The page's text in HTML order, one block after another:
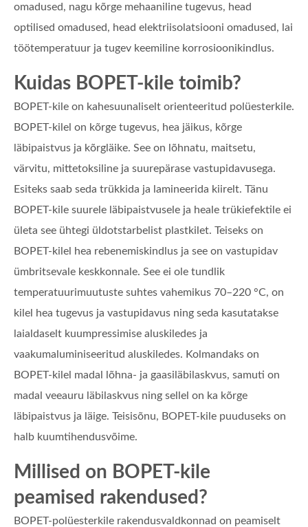
omadused, nagu kõrge mehaaniline tugevus, head
optilised omadused, head elektriisolatsiooni omadused, lai
töötemperatuur ja tugev keemiline korrosioonikindlus.
Kuidas BOPET-kile toimib?
BOPET-kile on kahesuunaliselt orienteeritud polüesterkile.
BOPET-kilel on kõrge tugevus, hea jäikus, kõrge
läbipaistvus ja kõrgläike. See on lõhnatu, maitsetu,
värvitu, mittetoksiline ja suurepärase vastupidavusega.
Esiteks saab seda trükkida ja lamineerida kiirelt. Tänu
BOPET-kile suurele läbipaistvusele ja heale trükiefektile ei
ületa see ühtegi üldotstarbelist plastkilet. Teiseks on
BOPET-kilel hea rebenemiskindlus ja see on vastupidav
ümbritsevale keskkonnale. See ei ole tundlik
temperatuurimuutuste suhtes vahemikus 70–220 °C, on
kilel hea tugevus ja vastupidavus ning seda kasutatakse
laialdaselt kuumpressimise aluskiledes ja
vaakumaluminiseeritud aluskiledes. Kolmandaks on
BOPET-kilel madal lõhna- ja gaasiläbilaskvus, samuti on
madal veeauru läbilaskvus ning sellel on ka kõrge
läbipaistvus ja läige. Teisisõnu, BOPET-kile puuduseks on
halb kuumtihendusvõime.
Millised on BOPET-kile
peamised rakendused?
BOPET-polüesterkile rakendusvaldkonnad on peamiselt